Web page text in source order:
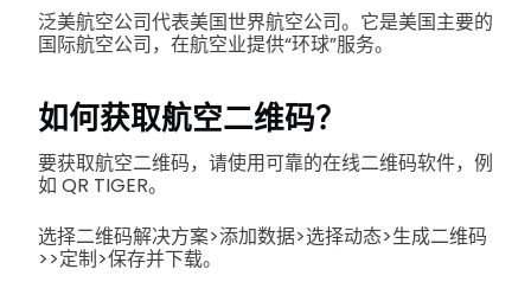
泛美航空公司代表美国世界航空公司。它是美国主要的
国际航空公司，在航空业提供“环球”服务。
如何获取航空二维码？
要获取航空二维码，请使用可靠的在线二维码软件，例
如 QR TIGER。
选择二维码解决方案>添加数据>选择动态>生成二维码
>>定制>保存并下载。